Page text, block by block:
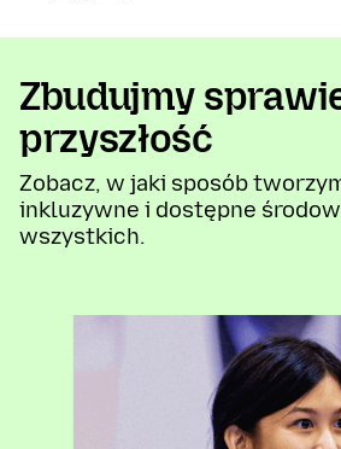
Zbudujmy
przyszłość
Zobacz, w jaki sposób
inkluzywne i dostępne
wszystkich.